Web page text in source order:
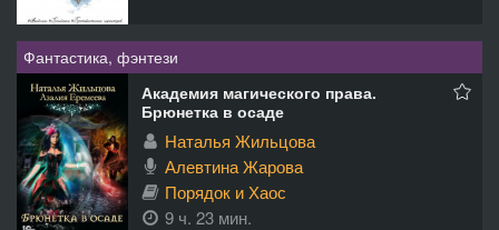
Фантастика, фэнтези
Академия магического права.
Брюнетка в осаде
Наталья Жильцова
Алевтина Жарова
Порядок и Хаос
9 ч. 23 мин.